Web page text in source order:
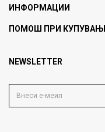
ИНФОРМАЦИИ
За нас
Продавница
Кариера
ПОМОШ ПРИ
Политика на приватност
Како да купите
NEWSLETTER